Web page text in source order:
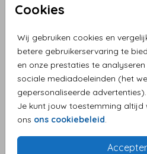
Cookies
Wij gebruiken cookies en
betere gebruikerservaring te
en onze prestaties te
sociale mediadoeleinden (het
gepersonaliseerde advertenties).
Je kunt jouw toestemming altijd
ons ons cookiebeleid